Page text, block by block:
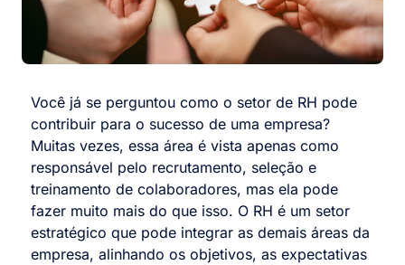
Você já se perguntou como o setor de RH pode
contribuir para o sucesso de uma empresa?
Muitas vezes, essa área é vista apenas como
responsável pelo recrutamento, seleção e
treinamento de colaboradores, mas ela pode
fazer muito mais do que isso. O RH é um setor
estratégico que pode integrar as demais áreas da
empresa, alinhando os objetivos, as expectativas